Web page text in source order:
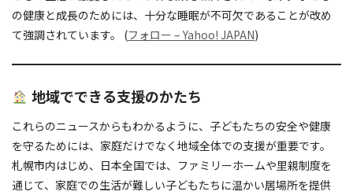
の健康と成長のためには、十分な睡眠が不可欠であることが改め
て強調されています。 (フォロー – Yahoo! JAPAN)
地域でできる支援のかたち
これらのニュースからもわかるように、子どもたちの安全や健康
を守るためには、家庭だけでなく地域全体での支援が重要です。
札幌市内はじめ、日本全国では、ファミリーホームや里親制度を
通じて、家庭での生活が難しい子どもたちに温かい居場所を提供